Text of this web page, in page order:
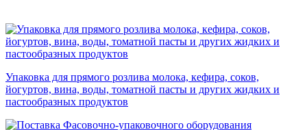
Упаковка для прямого розлива молока, кефира, соков,
йогуртов, вина, воды, томатной пасты и других жидких и
пастообразных продуктов